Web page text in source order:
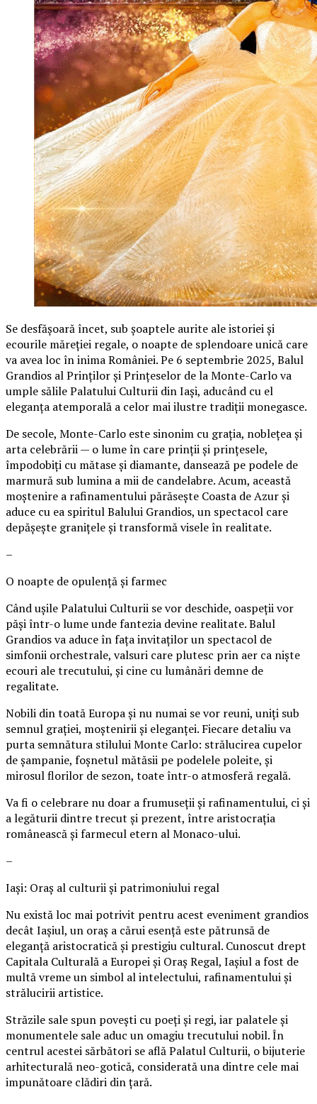
Se desfășoară încet, sub șoaptele aurite ale istoriei și
ecourile măreției regale, o noapte de splendoare unică care
va avea loc în inima României. Pe 6 septembrie 2025, Balul
Grandios al Prinților și Prințeselor de la Monte-Carlo va
umple sălile Palatului Culturii din Iași, aducând cu el
eleganța atemporală a celor mai ilustre tradiții monegasce.
De secole, Monte-Carlo este sinonim cu grația, noblețea și
arta celebrării — o lume în care prinții și prințesele,
împodobiți cu mătase și diamante, dansează pe podele de
marmură sub lumina a mii de candelabre. Acum, această
moștenire a rafinamentului părăsește Coasta de Azur și
aduce cu ea spiritul Balului Grandios, un spectacol care
depășește granițele și transformă visele în realitate.
–
O noapte de opulență și farmec
Când ușile Palatului Culturii se vor deschide, oaspeții vor
păși într-o lume unde fantezia devine realitate. Balul
Grandios va aduce în fața invitaților un spectacol de
simfonii orchestrale, valsuri care plutesc prin aer ca niște
ecouri ale trecutului, și cine cu lumânări demne de
regalitate.
Nobili din toată Europa și nu numai se vor reuni, uniți sub
semnul grației, moștenirii și eleganței. Fiecare detaliu va
purta semnătura stilului Monte Carlo: strălucirea cupelor
de șampanie, foșnetul mătăsii pe podelele poleite, și
mirosul florilor de sezon, toate într-o atmosferă regală.
Va fi o celebrare nu doar a frumuseții și rafinamentului, ci și
a legăturii dintre trecut și prezent, între aristocrația
românească și farmecul etern al Monaco-ului.
–
Iași: Oraș al culturii și patrimoniului regal
Nu există loc mai potrivit pentru acest eveniment grandios
decât Iașiul, un oraș a cărui esență este pătrunsă de
eleganță aristocratică și prestigiu cultural. Cunoscut drept
Capitala Culturală a Europei și Oraș Regal, Iașiul a fost de
multă vreme un simbol al intelectului, rafinamentului și
strălucirii artistice.
Străzile sale spun povești cu poeți și regi, iar palatele și
monumentele sale aduc un omagiu trecutului nobil. În
centrul acestei sărbători se află Palatul Culturii, o bijuterie
arhitecturală neo-gotică, considerată una dintre cele mai
impunătoare clădiri din țară.